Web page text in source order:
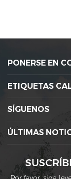
PONERSE EN
ETIQUETAS
SÍGUENOS
ÚLTIMAS